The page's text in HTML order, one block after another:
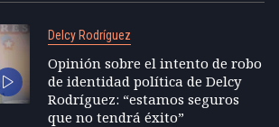
Delcy Rodríguez
Opinión sobre el intento de robo
de identidad política de Delcy
Rodríguez: “estamos seguros
que no tendrá éxito”